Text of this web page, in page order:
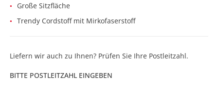
Große Sitzfläche
Trendy Cordstoff mit Mirkofaserstoff
Liefern wir auch zu Ihnen? Prüfen Sie Ihre Postleitzahl.
BITTE POSTLEITZAHL EINGEBEN